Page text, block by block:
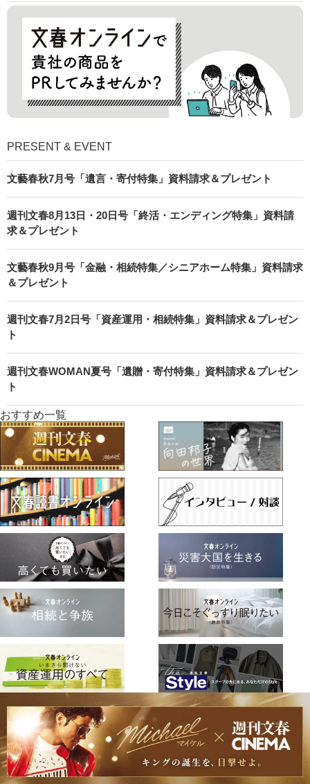
PRESENT & EVENT
文藝春秋7月号「遺言・寄付特集」資料請求＆プレゼント
週刊文春8月13日・20日号「終活・エンディング特集」資料請
求＆プレゼント
文藝春秋9月号「金融・相続特集／シニアホーム特集」資料請求
＆プレゼント
週刊文春7月2日号「資産運用・相続特集」資料請求＆プレゼン
ト
週刊文春WOMAN夏号「遺贈・寄付特集」資料請求＆プレゼン
ト
おすすめ一覧